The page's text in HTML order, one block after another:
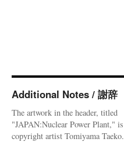
Additional Notes / 謝辞
The artwork in the header, titled
"JAPAN:Nuclear Power Plant," is
copyright artist Tomiyama Taeko.